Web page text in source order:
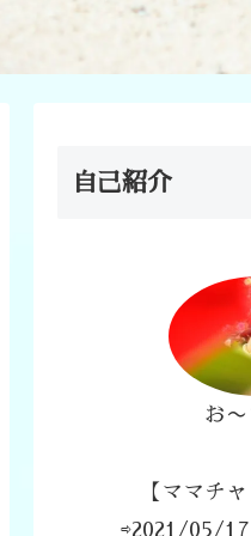
自己紹介
お
【ママチ
⇨2021/05/17